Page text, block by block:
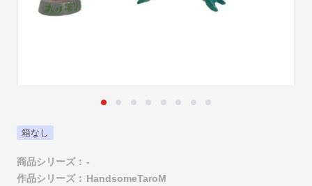
箱なし
商品シリーズ： -
作品シリーズ： HandsomeTaroM